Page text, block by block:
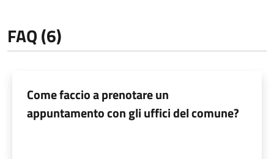
FAQ (6)
Come faccio a prenotare un
appuntamento con gli uffici del comune?